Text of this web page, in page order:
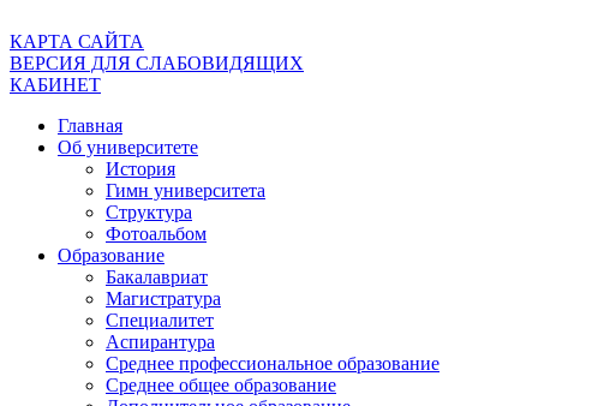
КАРТА САЙТА
ВЕРСИЯ ДЛЯ СЛАБОВИДЯЩИХ
КАБИНЕТ
Главная
Об университете
История
Гимн университета
Структура
Фотоальбом
Образование
Бакалавриат
Магистратура
Специалитет
Аспирантура
Среднее профессиональное образование
Среднее общее образование